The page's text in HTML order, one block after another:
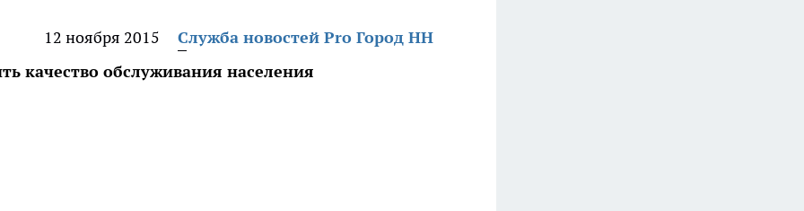
12 ноября 2015
Служба новостей Pro Город НН
качество обслуживания населения